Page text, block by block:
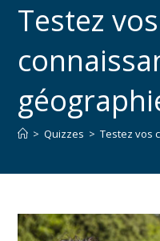
Testez vos
> Quizzes > Testez vos